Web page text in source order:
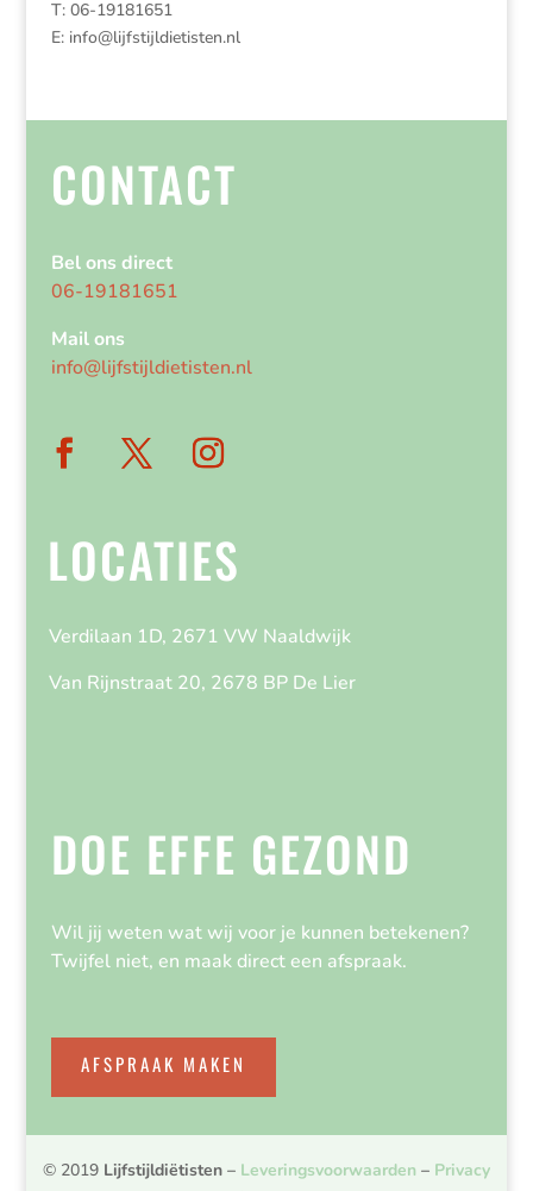
T: 06-19181651
E: info@lijfstijldietisten.nl
CONTACT
Bel ons direct
06-19181651
Mail ons
info@lijfstijldietisten.nl
LOCATIES
Verdilaan 1D, 2671 VW Naaldwijk
Van Rijnstraat 20, 2678 BP De Lier
DOE EFFE GEZOND
Wil jij weten wat wij voor je kunnen betekenen?
Twijfel niet, en maak direct een afspraak.
AFSPRAAK MAKEN
© 2019 Lijfstijldiëtisten – Leveringsvoorwaarden – Privacy